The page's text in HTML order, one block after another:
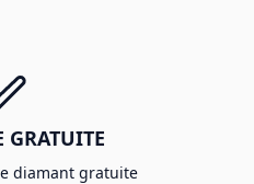
GRATUITE
diamant gratuite